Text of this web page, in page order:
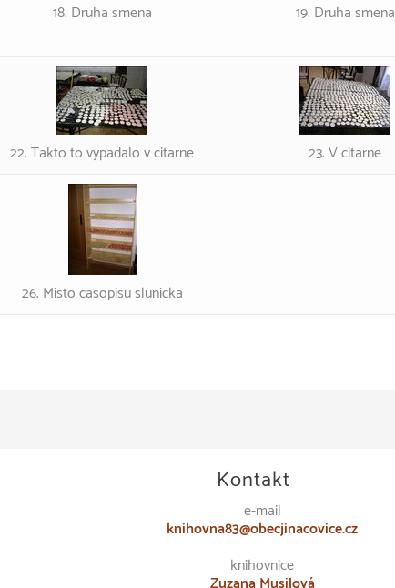
18. Druha smena
19. Druha smena
22. Takto to vypadalo v citarne 23. V citarne
26. Misto casopisu slunicka
Kontakt
e-mail
knihovna83@obecjinacovice.cz
knihovnice